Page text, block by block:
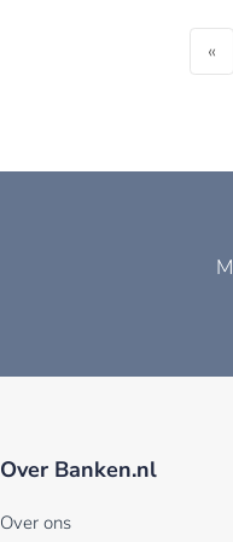
«
Over Banken.nl
Over ons